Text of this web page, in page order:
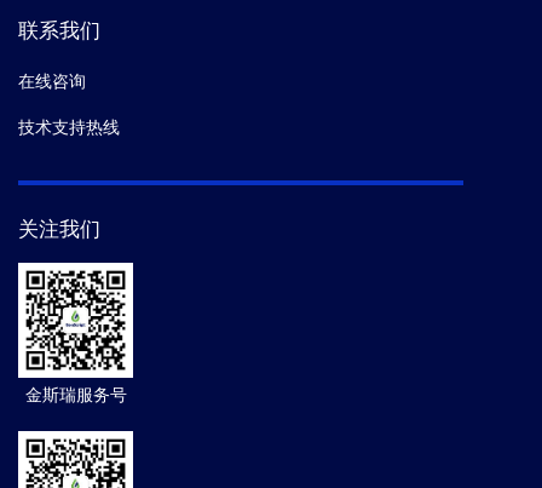
联系我们
在线咨询
技术支持热线
关注我们
金斯瑞服务号